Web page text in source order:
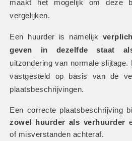
maakt het mogelijk om deze
vergelijken.
Een huurder is namelijk
geven in dezelfde staat
uitzondering van normale slijtage.
vastgesteld op basis van de
plaatsbeschrijvingen.
Een correcte plaatsbeschrijving
zowel huurder als verhuurder
of misverstanden achteraf.